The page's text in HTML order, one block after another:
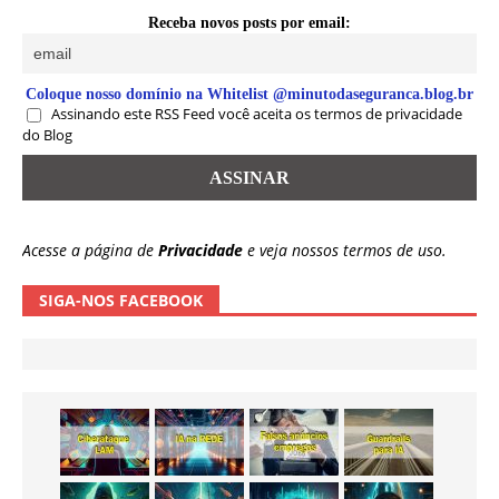
Receba novos posts por email:
Coloque nosso domínio na Whitelist @minutodaseguranca.blog.br
Assinando este RSS Feed você aceita os termos de privacidade
do Blog
Acesse a página de Privacidade e veja nossos termos de uso.
SIGA-NOS FACEBOOK